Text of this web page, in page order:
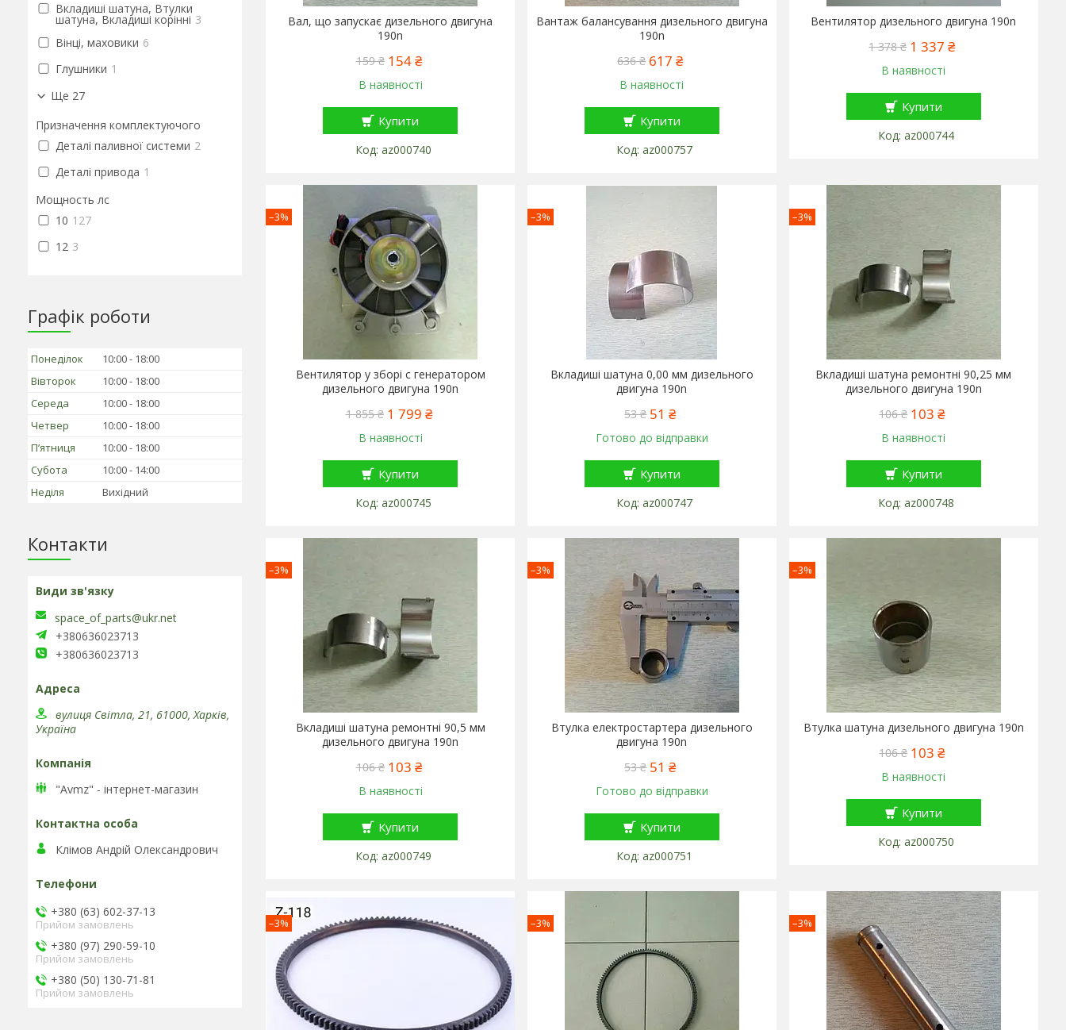
Вал, що запускає дизельного двигуна
190n
159 ₴ 154 ₴
В наявності
Купити
az000740
Вантаж балансування дизельного двигуна
190n
636 ₴ 617 ₴
В наявності
Купити
az000757
Вентилятор дизельного двигуна 190n
1 378 ₴ 1 337 ₴
В наявності
Купити
az000744
–3%
Вентилятор у зборі c генератором
дизельного двигуна 190n
1 855 ₴ 1 799 ₴
В наявності
Купити
az000745
–3%
Вкладиші шатуна 0,00 мм дизельного
двигуна 190n
53 ₴ 51 ₴
Готово до відправки
Купити
az000747
–3%
Вкладиші шатуна ремонтні 90,25 мм
дизельного двигуна 190n
106 ₴ 103 ₴
В наявності
Купити
az000748
–3%
Вкладиші шатуна ремонтні 90,5 мм
дизельного двигуна 190n
106 ₴ 103 ₴
В наявності
Купити
az000749
–3%
Втулка електростартера дизельного
двигуна 190n
53 ₴ 51 ₴
Готово до відправки
Купити
az000751
–3%
Втулка шатуна дизельного двигуна 190n
106 ₴ 103 ₴
В наявності
Купити
az000750
–3% –3% –3%
Вкладиші шатуна, Втулки
шатуна, Вкладиші корінні 3
Вінці, маховики 6
Глушники 1
Ще 27
Призначення комплектуючого
Деталі паливної системи 2
Деталі привода 1
Мощность лс
10 127
12 3
Графік роботи
Понеділок 10:00
18:00
Вівторок
10:00
18:00
Середа
10:00
18:00
Четвер
10:00
18:00
Пʼятниця
10:00
18:00
Субота
10:00
14:00
Неділя
Вихідний
Контакти
space_of_parts@ukr.net
+380636023713
+380636023713
вулиця Світла, 21, 61000, Харків,
Україна
"Avmz" - інтернет-магазин
Клімов Андрій Олександрович
+380 (63) 602-37-13
Прийом замовлень
+380 (97) 290-59-10
Прийом замовлень
+380 (50) 130-71-81
Прийом замовлень